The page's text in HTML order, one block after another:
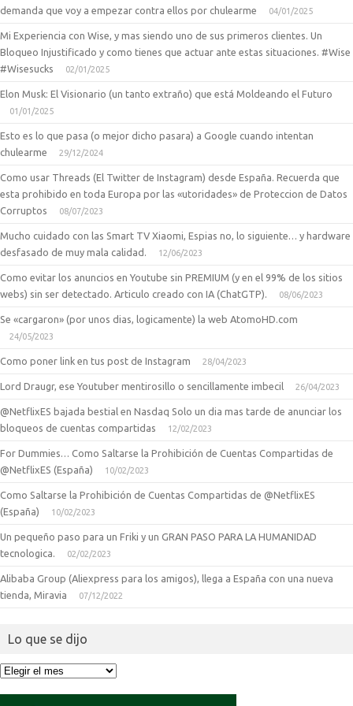
demanda que voy a empezar contra ellos por chulearme 04/01/2025
Mi Experiencia con Wise, y mas siendo uno de sus primeros clientes. Un
Bloqueo Injustificado y como tienes que actuar ante estas situaciones. #Wise
#Wisesucks
02/01/2025
Elon Musk: El Visionario (un tanto extraño) que está Moldeando el Futuro
01/01/2025
Esto es lo que pasa (o mejor dicho pasara) a Google cuando intentan
chulearme
29/12/2024
Como usar Threads (El Twitter de Instagram) desde España. Recuerda que
esta prohibido en toda Europa por las «utoridades» de Proteccion de Datos
Corruptos
08/07/2023
Mucho cuidado con las Smart TV Xiaomi, Espias no, lo siguiente… y hardware
desfasado de muy mala calidad.
12/06/2023
Como evitar los anuncios en Youtube sin PREMIUM (y en el 99% de los sitios
webs) sin ser detectado. Articulo creado con IA (ChatGTP).
08/06/2023
Se «cargaron» (por unos dias, logicamente) la web AtomoHD.com
24/05/2023
Como poner link en tus post de Instagram 28/04/2023
Lord Draugr, ese Youtuber mentirosillo o sencillamente imbecil 26/04/2023
@NetflixES bajada bestial en Nasdaq Solo un dia mas tarde de anunciar los
bloqueos de cuentas compartidas
12/02/2023
For Dummies… Como Saltarse la Prohibición de Cuentas Compartidas de
@NetflixES (España)
10/02/2023
Como Saltarse la Prohibición de Cuentas Compartidas de @NetflixES
(España)
10/02/2023
Un pequeño paso para un Friki y un GRAN PASO PARA LA HUMANIDAD
tecnologica.
02/02/2023
Alibaba Group (Aliexpress para los amigos), llega a España con una nueva
tienda, Miravia
07/12/2022
Lo que se dijo
Lo